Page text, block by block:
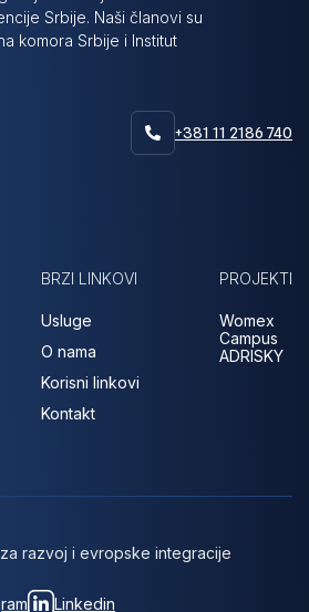
Srbije. Naši članovi su
komora Srbije i Institut
 +381 11 2186 740
BRZI LINKOVI
Usluge
O nama
Korisni linkovi
Kontakt
PROJEKTI
Womex
Campus
ADRISKY
razvoj i evropske integracije
Linkedin